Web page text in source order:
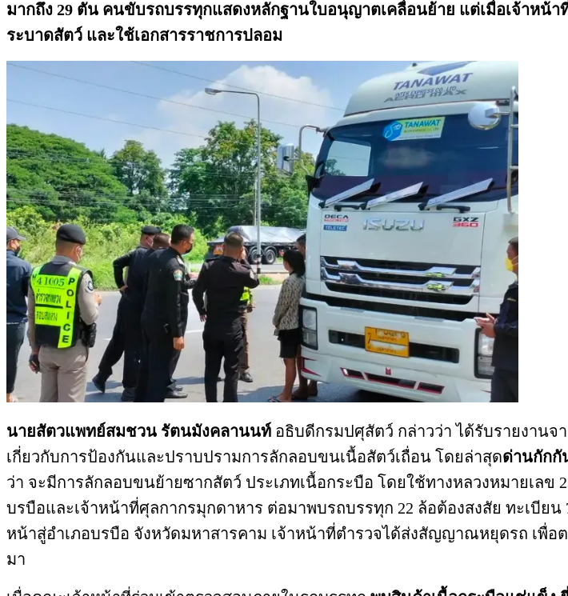
มากถึง 29 ตัน คนขับรถบรรทุกแสดงหลักฐานใบอนุญาตเคลื่อนย้าย แต่เมื่อเจ้าหน้
ระบาดสัตว์ และใช้เอกสารราชการปลอม
นายสัตวแพทย์สมชวน รัตนมังคลานนท์ อธิบดีกรมปศุสัตว์ กล่าวว่า ได้รับรายงานจ
เกี่ยวกับการป้องกันและปราบปรามการลักลอบขนเนื้อสัตว์เถื่อน โดยล่าสุดด่านกักกั
ว่า จะมีการลักลอบขนย้ายซากสัตว์ ประเภทเนื้อกระบือ โดยใช้ทางหลวงหมายเล
บรบือและเจ้าหน้าที่ศุลกากรมุกดาหาร ต่อมาพบรถบรรทุก 22 ล้อต้องสงสัย ทะเบียน
หน้าสู่อำเภอบรบือ จังหวัดมหาสารคาม เจ้าหน้าที่ตำรวจได้ส่งสัญญาณหยุดรถ เพื่
มา